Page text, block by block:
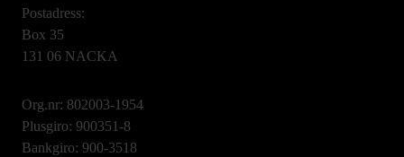
Postadress:
Box 35
131 06 NACKA
Org.nr: 802003-1954
Plusgiro: 900351-8
Bankgiro: 900-3518